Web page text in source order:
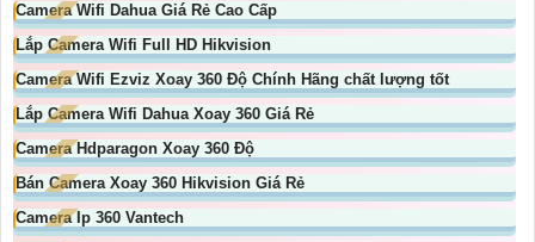
Camera Wifi Dahua Giá Rẻ Cao Cấp
Lắp Camera Wifi Full HD Hikvision
Camera Wifi Ezviz Xoay 360 Độ Chính Hãng chất lượng tốt
Lắp Camera Wifi Dahua Xoay 360 Giá Rẻ
Camera Hdparagon Xoay 360 Độ
Bán Camera Xoay 360 Hikvision Giá Rẻ
Camera Ip 360 Vantech